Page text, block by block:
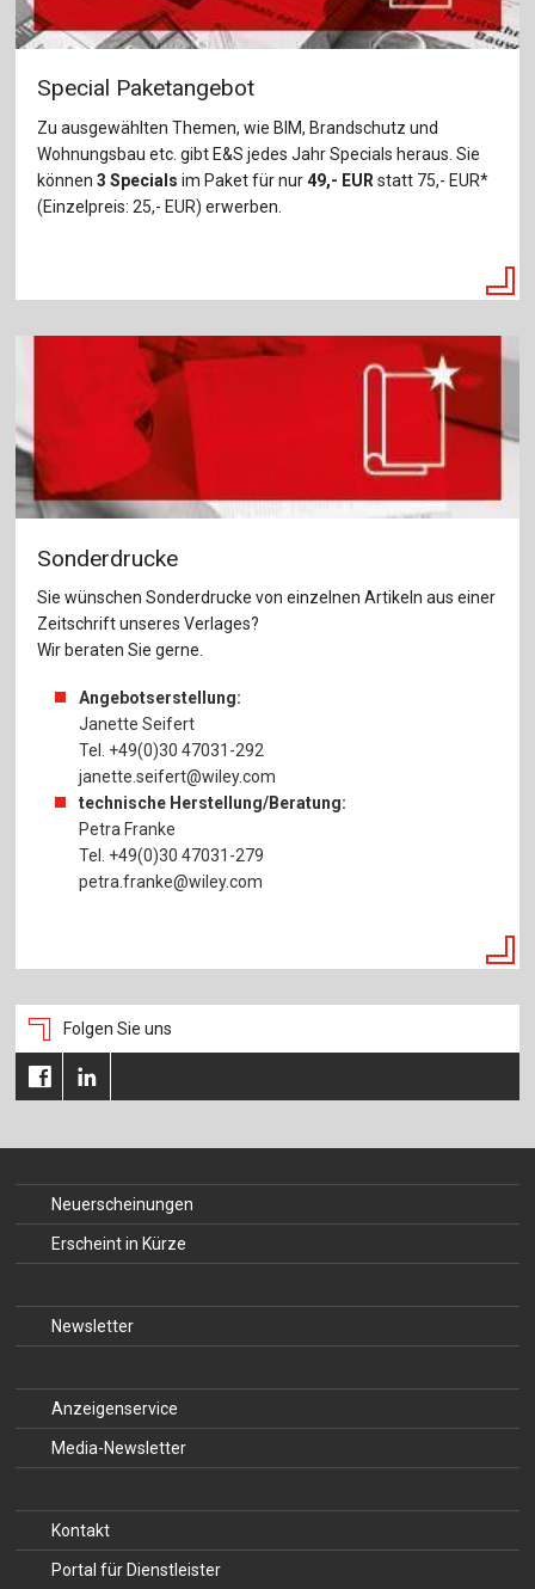
Special Paketangebot
Zu ausgewählten Themen, wie BIM, Brandschutz und
Wohnungsbau etc. gibt E&S jedes Jahr Specials heraus. Sie
können 3 Specials im Paket für nur49,- EUR statt 75,- EUR*
(Einzelpreis: 25,- EUR) erwerben.
Sonderdrucke
Sie wünschen Sonderdrucke von einzelnen Artikeln aus einer
Zeitschrift unseres Verlages?
Wir beraten Sie gerne.
Angebotserstellung:
Janette Seifert
Tel. +49(0)30 47031-292
janette.seifert@wiley.com
technische Herstellung/Beratung:
Petra Franke
Tel. +49(0)30 47031-279
petra.franke@wiley.com
Folgen Sie uns
Neuerscheinungen
Erscheint in Kürze
Newsletter
Anzeigenservice
Media-Newsletter
Kontakt
Portal für Dienstleister